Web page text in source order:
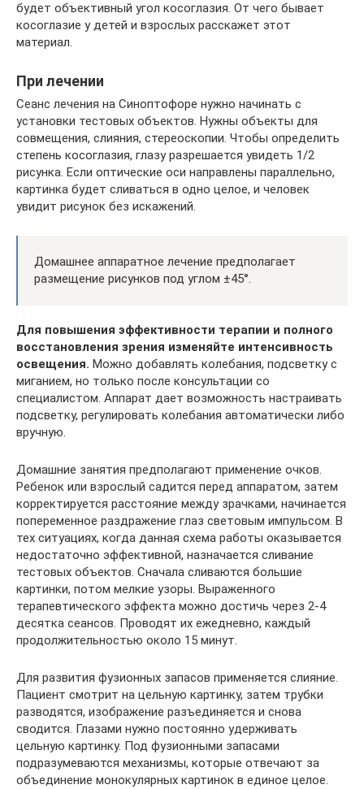
будет объективный угол косоглазия. От чего бывает
косоглазие у детей и взрослых расскажет этот
материал.
При лечении
Сеанс лечения на Синоптофоре нужно начинать с
установки тестовых объектов. Нужны объекты для
совмещения, слияния, стереоскопии. Чтобы определить
степень косоглазия, глазу разрешается увидеть 1/2
рисунка. Если оптические оси направлены параллельно,
картинка будет сливаться в одно целое, и человек
увидит рисунок без искажений.
Домашнее аппаратное лечение предполагает
размещение рисунков под углом ±45°.
Для повышения эффективности терапии и полного
восстановления зрения изменяйте интенсивность
освещения. Можно добавлять колебания, подсветку с
миганием, но только после консультации со
специалистом. Аппарат дает возможность настраивать
подсветку, регулировать колебания автоматически либо
вручную.
Домашние занятия предполагают применение очков.
Ребенок или взрослый садится перед аппаратом, затем
корректируется расстояние между зрачками, начинается
попеременное раздражение глаз световым импульсом. В
тех ситуациях, когда данная схема работы оказывается
недостаточно эффективной, назначается сливание
тестовых объектов. Сначала сливаются большие
картинки, потом мелкие узоры. Выраженного
терапевтического эффекта можно достичь через 2-4
десятка сеансов. Проводят их ежедневно, каждый
продолжительностью около 15 минут.
Для развития фузионных запасов применяется слияние.
Пациент смотрит на цельную картинку, затем трубки
разводятся, изображение разъединяется и снова
сводится. Глазами нужно постоянно удерживать
цельную картинку. Под фузионными запасами
подразумеваются механизмы, которые отвечают за
объединение монокулярных картинок в единое целое.